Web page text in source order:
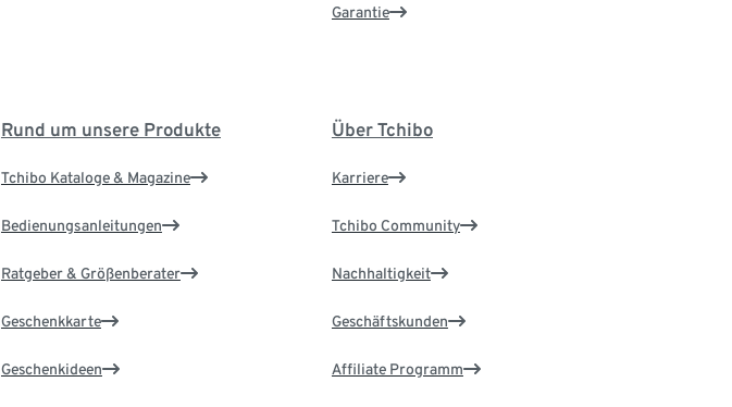
Garantie
Rund um unsere Produkte
Tchibo Kataloge & Magazine
Bedienungsanleitungen
Ratgeber & Größenberater
Geschenkkarte
Geschenkideen
Über Tchibo
Karriere
Tchibo Community
Nachhaltigkeit
Geschäftskunden
Affiliate Programm